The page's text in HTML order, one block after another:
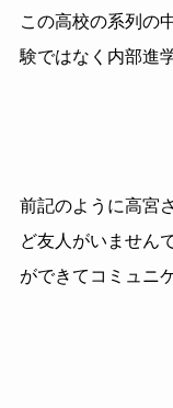
この高校の系列の
験ではなく内部進
前記のように高宮
ど友人がいません
ができてコミュニ